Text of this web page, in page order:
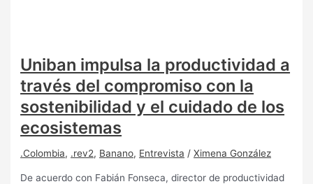
Uniban impulsa la productividad a
través del compromiso con la
sostenibilidad y el cuidado de los
ecosistemas
.Colombia, .rev2, Banano, Entrevista /Ximena González
De acuerdo con Fabián Fonseca, director de productividad